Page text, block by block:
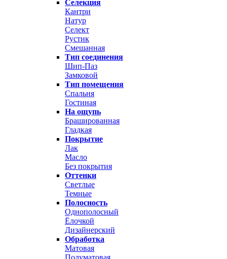
Селекция
Кантри
Натур
Селект
Рустик
Смешанная
Тип соединения
Шип-Паз
Замковой
Тип помещения
Спальня
Гостиная
На ощупь
Брашированная
Гладкая
Покрытие
Лак
Масло
Без покрытия
Оттенки
Светлые
Темные
Полосность
Однополосный
Ёлочкой
Дизайнерский
Обработка
Матовая